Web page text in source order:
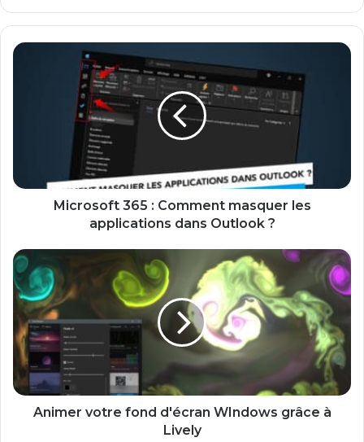
Microsoft
Outlook
Microsoft 365 : Comment masquer les
applications dans Outlook ?
Animer
votre
fond
d'écran
WIndows
grâce
Lively
Animer votre fond d'écran WIndows grâce à
Lively